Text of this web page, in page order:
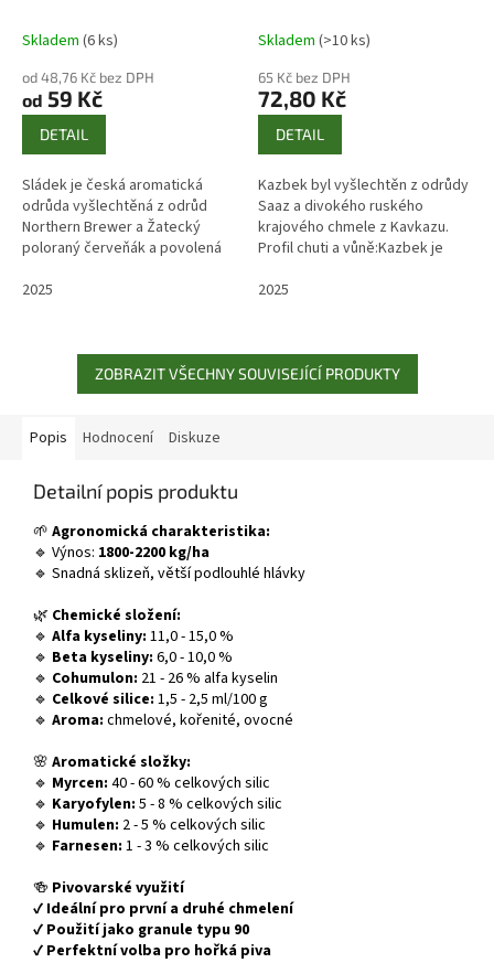
Skladem (6 ks)
od 48,76 Kč bez DPH
od 59 Kč
DETAIL
Sládek je česká aromatická
odrůda vyšlechtěná z odrůd
Northern Brewer a Žatecký
poloraný červeňák a povolená
2025
Skladem (>10 ks)
65 Kč bez DPH
72,80 Kč
DETAIL
Kazbek byl vyšlechtěn z odrůdy
Saaz a divokého ruského
krajového chmele z Kavkazu.
Profil chuti a vůně:Kazbek je
obvykle používá pouze při
2025
ZOBRAZIT VŠECHNY SOUVISEJÍCÍ PRODUKTY
Popis Hodnocení Diskuze
Detailní popis produktu
🌱 Agronomická charakteristika:
🔹 Výnos: 1800-2200 kg/ha
🔹 Snadná sklizeň, větší podlouhlé hlávky
🌿 Chemické složení:
🔹 Alfa kyseliny: 11,0 - 15,0 %
🔹 Beta kyseliny: 6,0 - 10,0 %
🔹 Cohumulon: 21 - 26 % alfa kyselin
🔹 Celkové silice: 1,5 - 2,5 ml/100 g
🔹 Aroma: chmelové, kořenité, ovocné
🌸 Aromatické složky:
🔹 Myrcen: 40 - 60 % celkových silic
🔹 Karyofylen: 5 - 8 % celkových silic
🔹 Humulen: 2 - 5 % celkových silic
🔹 Farnesen: 1 - 3 % celkových silic
🍻 Pivovarské využití
✔ Ideální pro první a druhé chmelení
✔ Použití jako granule typu 90
✔ Perfektní volba pro hořká piva